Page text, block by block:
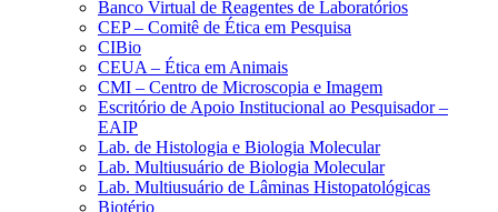
Banco Virtual de Reagentes de Laboratórios
CEP – Comitê de Ética em Pesquisa
CIBio
CEUA – Ética em Animais
CMI – Centro de Microscopia e Imagem
Escritório de Apoio Institucional ao Pesquisador –
EAIP
Lab. de Histologia e Biologia Molecular
Lab. Multiusuário de Biologia Molecular
Lab. Multiusuário de Lâminas Histopatológicas
Biotério